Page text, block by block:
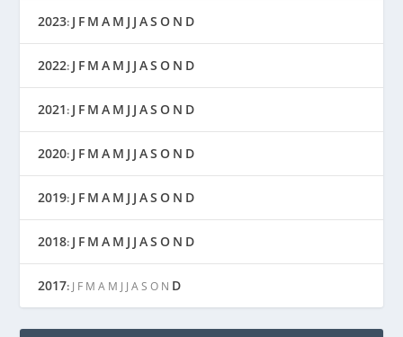
2023: J F M A M J J AS O N D
2022: J F M A M J J AS O N D
2021: J F M A M J J AS O N D
2020: J F M A M J J AS O N D
2019: J F M A M J J AS O N D
2018: J F M A M J J AS O N D
2017: J F M A M J J A S O N D